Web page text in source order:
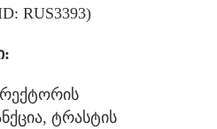
RUS3393)
ტრასტის